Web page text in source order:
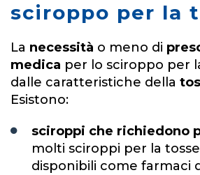
sciroppo per la
La necessità o meno di
medica per lo sciroppo per
dalle caratteristiche della
Esistono:
sciroppi che richiedono
molti sciroppi per la
disponibili come farmaci